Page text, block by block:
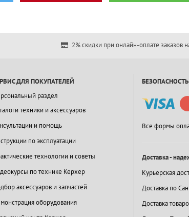
2% скидки при онлайн-оплате заказов
ДЛЯ ПОКУПАТЕЛЕЙ
раздел
техники и аксессуаров
и помощь
по эксплуатации
технологии и советы
по технике Керхер
аксессуаров и запчастей
оборудования
Все формы
Доставка -
Курьерская
Доставка по
Доставка